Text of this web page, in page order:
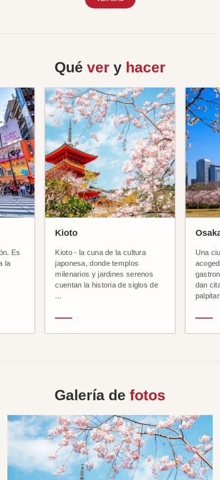
Qué ver y hacer
Es
la
Kioto
Kioto - la cuna de la cultura
japonesa, donde templos
milenarios y jardines serenos
cuentan la historia de siglos de
...
Una
dan
Galería de fotos